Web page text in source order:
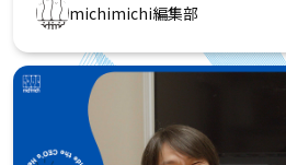
michimichi編集部